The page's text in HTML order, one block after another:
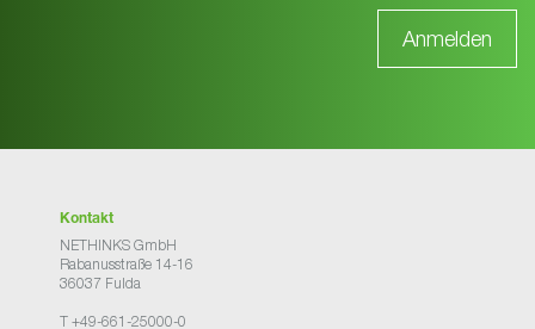
Kontakt
NETHINKS GmbH
Rabanusstraße 14-16
36037 Fulda
T +49-661-25000-0